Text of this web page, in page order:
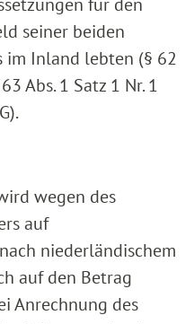
seiner beiden
im Inland lebten (§ 62
Abs. 1 Satz 1 Nr. 1
wegen des
auf
niederländischem
auf den Betrag
Anrechnung des